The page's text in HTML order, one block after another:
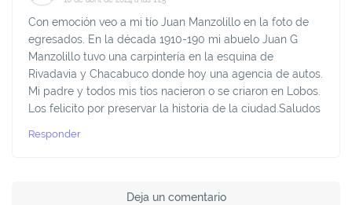
Con emoción veo a mi tío Juan Manzolillo en la foto de
egresados. En la década 1910-190 mi abuelo Juan G
Manzolillo tuvo una carpintería en la esquina de
Rivadavia y Chacabuco donde hoy una agencia de autos.
Mi padre y todos mis tíos nacieron o se criaron en Lobos.
Los felicito por preservar la historia de la ciudad.Saludos
Responder
Deja un comentario